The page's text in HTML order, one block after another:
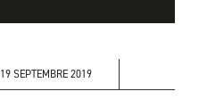
19 SEPTEMBRE 2019